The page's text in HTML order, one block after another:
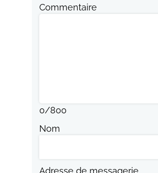
Commentaire
0/800
Nom
Adresse de messagerie